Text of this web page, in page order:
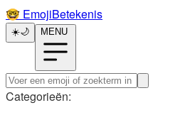
🤓️ EmojiBetekenis
☀️🌙 MENU
Categorieën: